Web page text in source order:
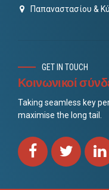
Παπαναστασίου &
GET IN TOUCH
Κοινωνικοί
Taking seamless key
maximise the long tail.